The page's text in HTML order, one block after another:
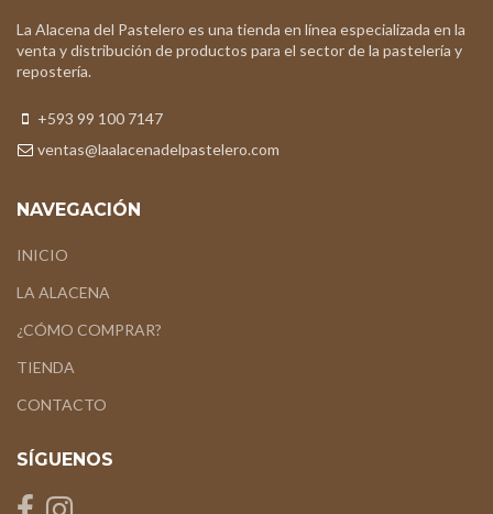
La Alacena del Pastelero es una tienda en línea especializada en la
venta y distribución de productos para el sector de la pastelería y
repostería.
+593 99 100 7147
ventas@laalacenadelpastelero.com
NAVEGACIÓN
INICIO
LA ALACENA
¿CÓMO COMPRAR?
TIENDA
CONTACTO
SÍGUENOS